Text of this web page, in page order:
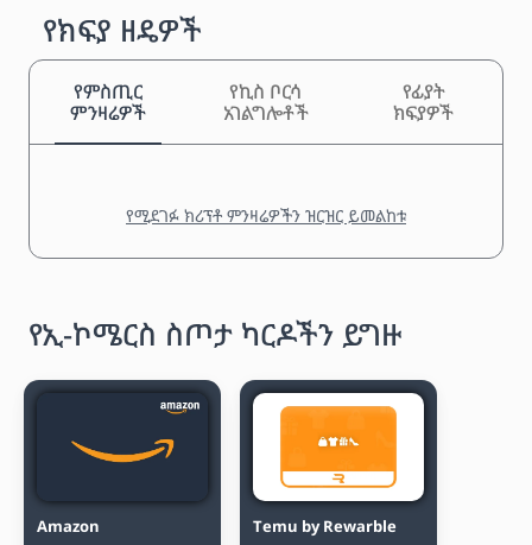
የክፍያ ዘዴዎች
የምስጢር
ምንዛሬዎች
የኪስ ቦርሳ
አገልግሎቶች
የፊያት
ክፍያዎች
የሚደገፉ ክሪፕቶ ምንዛሬዎችን ዝርዝር ይመልከቱ
የኢ-ኮሜርስ ስጦታ ካርዶችን ይግዙ
Amazon Temu by Rewarble